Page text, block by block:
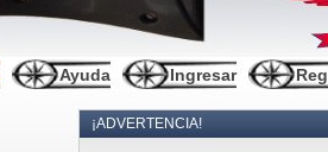
Ayuda Ingresar
¡ADVERTENCIA!